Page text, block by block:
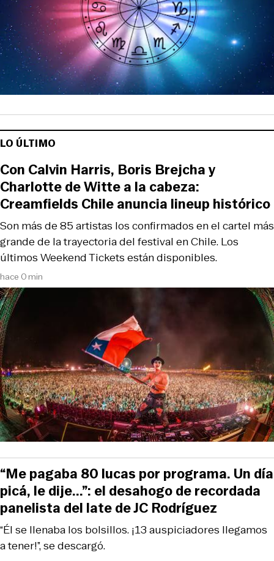
LO ÚLTIMO
hace 0 min
Son más de 85 artistas los confirmados en el cartel más
grande de la trayectoria del festival en Chile. Los
últimos Weekend Tickets están disponibles.
Con Calvin Harris, Boris Brejcha y
Charlotte de Witte a la cabeza:
Creamfields Chile anuncia lineup histórico
“Él se llenaba los bolsillos. ¡13 auspiciadores llegamos
a tener!”, se descargó.
“Me pagaba 80 lucas por programa. Un día
picá, le dije...”: el desahogo de recordada
panelista del late de JC Rodríguez